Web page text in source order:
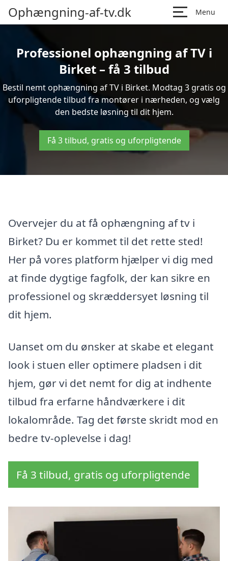
Ophængning-af-tv.dk Menu
Professionel ophængning af TV i
Birket – få 3 tilbud
Bestil nemt ophængning af TV i Birket. Modtag 3 gratis og
uforpligtende tilbud fra montører i nærheden, og vælg
den bedste løsning til dit hjem.
Få 3 tilbud, gratis og uforpligtende
Overvejer du at få ophængning af tv i
Birket? Du er kommet til det rette sted!
Her på vores platform hjælper vi dig med
at finde dygtige fagfolk, der kan sikre en
professionel og skræddersyet løsning til
dit hjem.
Uanset om du ønsker at skabe et elegant
look i stuen eller optimere pladsen i dit
hjem, gør vi det nemt for dig at indhente
tilbud fra erfarne håndværkere i dit
lokalområde. Tag det første skridt mod en
bedre tv-oplevelse i dag!
Få 3 tilbud, gratis og uforpligtende